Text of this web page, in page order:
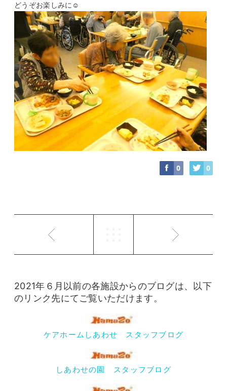
どうぞお楽しみに☺
0 0
2021年６月以前の各施設からのブログは、以下
のリンク先にてご覧いただけます。
ケアホームしあわせ スタッフブログ
しあわせの園 スタッフブログ